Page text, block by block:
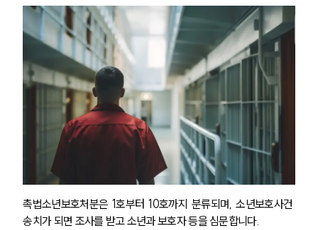
촉법소년보호처분은 1호부터 10호까지 분류되며, 소년보호사건
송치가 되면 조사를 받고 소년과 보호자 등을 심문합니다.